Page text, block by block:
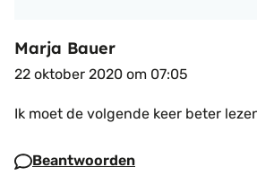
Marja Bauer
22 oktober 2020 om 07:05
Ik moet de volgende keer beter
Beantwoorden